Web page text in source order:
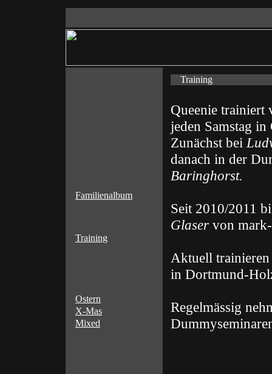
Familienalbum
Training
Ostern
X-Mas
Mixed
Training
Queenie trainiert
jeden Samstag
Zunächst bei
danach in der
Baringhorst.
Seit 2010/2011
Glaser von
Aktuell
in Dortmund-
Regelmässig